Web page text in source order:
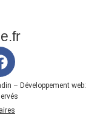
– Développement web: